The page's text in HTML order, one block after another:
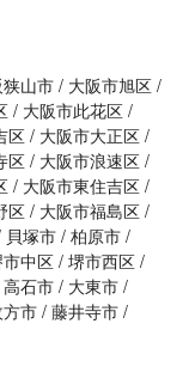
山市
大阪市旭区
大阪市此花区
区
大阪市大正区
区
大阪市浪速区
大阪市東住吉区
区
大阪市福島区
貝塚市 柏原市
中区 堺市西区
高石市
大東市
市 藤井寺市